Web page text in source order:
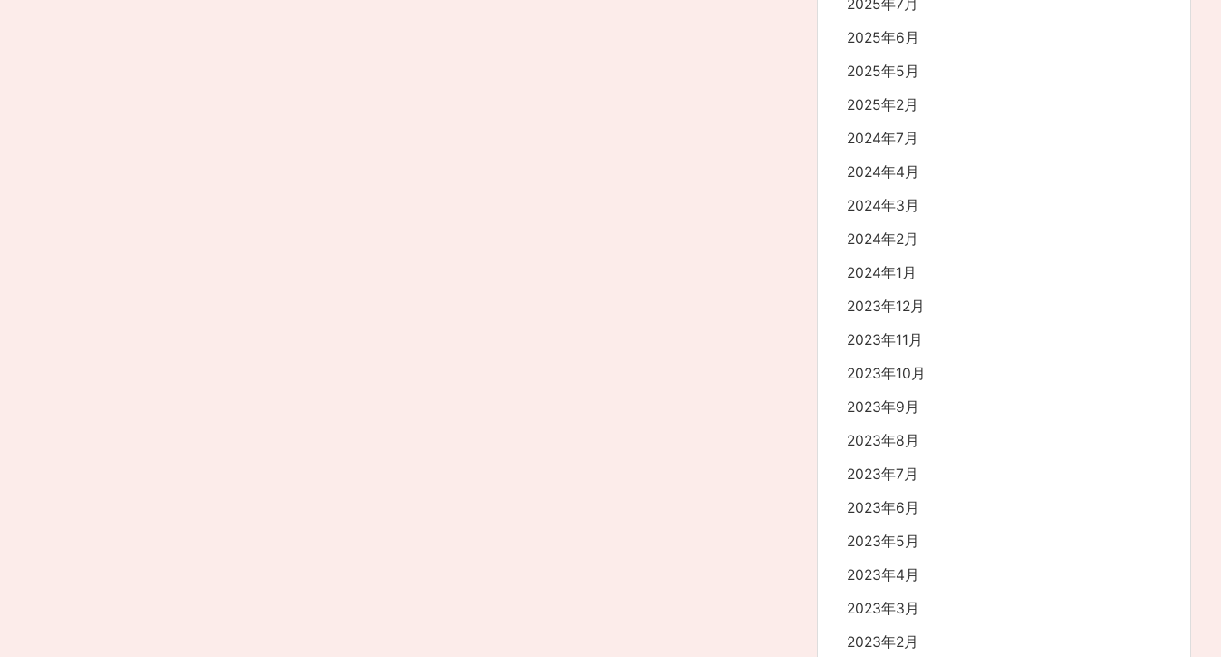
2025年7月
2025年6月
2025年5月
2025年2月
2024年7月
2024年4月
2024年3月
2024年2月
2024年1月
2023年12月
2023年11月
2023年10月
2023年9月
2023年8月
2023年7月
2023年6月
2023年5月
2023年4月
2023年3月
2023年2月